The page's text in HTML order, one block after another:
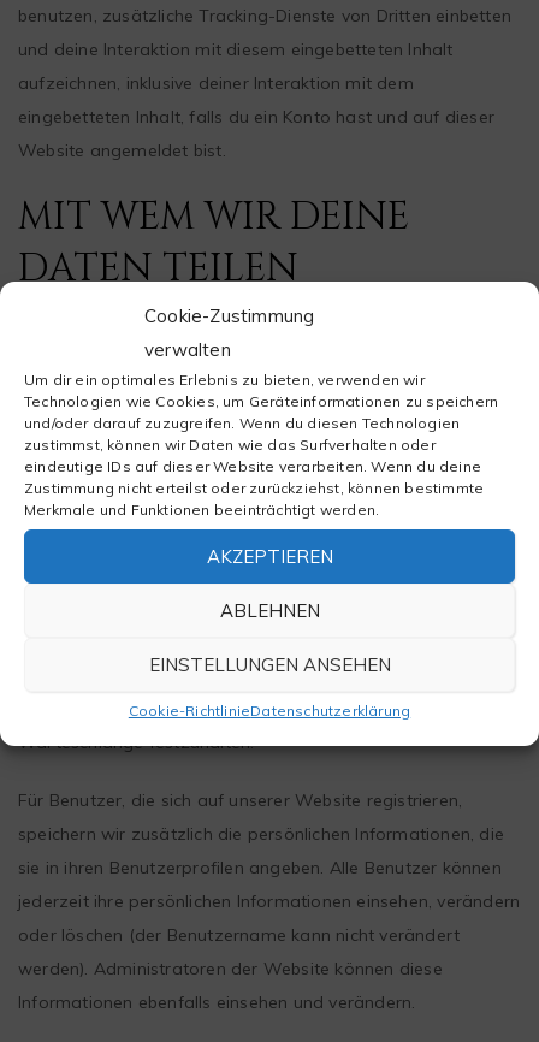
Cookie-Zustimmung
verwalten
Um dir ein optimales Erlebnis zu bieten, verwenden wir
Technologien wie Cookies, um Geräteinformationen zu speichern
und/oder darauf zuzugreifen. Wenn du diesen Technologien
zustimmst, können wir Daten wie das Surfverhalten oder
eindeutige IDs auf dieser Website verarbeiten. Wenn du deine
Zustimmung nicht erteilst oder zurückziehst, können bestimmte
Merkmale und Funktionen beeinträchtigt werden.
AKZEPTIEREN
ABLEHNEN
EINSTELLUNGEN ANSEHEN
Cookie-RichtlinieDatenschutzerklärung
benutzen, zusätzliche Tracking-Dienste von Dritten einbetten
und deine Interaktion mit diesem eingebetteten Inhalt
aufzeichnen, inklusive deiner Interaktion mit dem
eingebetteten Inhalt, falls du ein Konto hast und auf dieser
Website angemeldet bist.
MIT WEM WIR DEINE
DATEN TEILEN
Textvorschlag:Wenn du eine Zurücksetzung des Passworts
beantragst, wird deine IP-Adresse in der E-Mail zur
Zurücksetzung enthalten sein.
WIE LANGE WIR DEINE
DATEN SPEICHERN
Wenn du einen Kommentar schreibst, wird
Auf diese Art können wir Folgekommentare automatisch
erkennen und freigeben, anstatt sie in einer Moderations-
Warteschlange festzuhalten.
Für Benutzer, die sich auf unserer Website registrieren,
speichern wir zusätzlich die persönlichen Informationen, die
sie in ihren Benutzerprofilen angeben. Alle Benutzer können
jederzeit ihre persönlichen Informationen einsehen, verändern
oder löschen (der Benutzername kann nicht verändert
werden). Administratoren der Website können diese
Informationen ebenfalls einsehen und verändern.